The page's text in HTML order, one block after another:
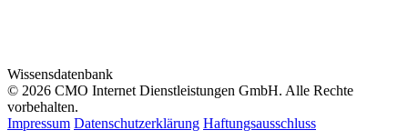
Wissensdatenbank
© 2026 CMO Internet Dienstleistungen GmbH. Alle Rechte
vorbehalten.
Impressum Datenschutzerklärung Haftungsausschluss